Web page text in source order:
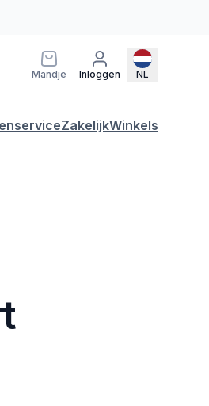
Mandje Inloggen NL
ZakelijkWinkels